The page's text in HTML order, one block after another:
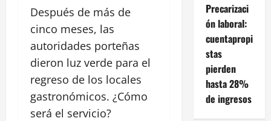
Después de más de
cinco meses, las
autoridades porteñas
dieron luz verde para el
regreso de los locales
gastronómicos. ¿Cómo
será el servicio?
Precarizaci
ón laboral:
cuentapropi
stas
pierden
hasta 28%
de ingresos